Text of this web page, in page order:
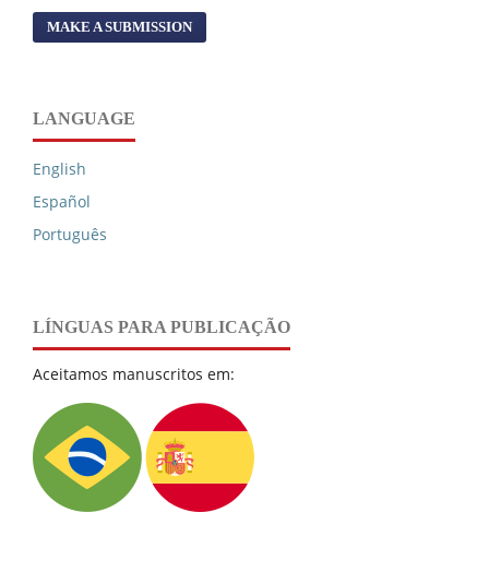
MAKE A SUBMISSION
LANGUAGE
English
Español
Português
LÍNGUAS PARA PUBLICAÇÃO
Aceitamos manuscritos em: